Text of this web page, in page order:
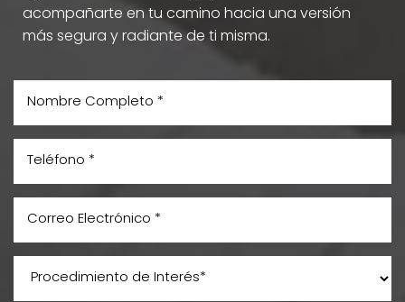
acompañarte en tu camino hacia una versión
más segura y radiante de ti misma.
Aa